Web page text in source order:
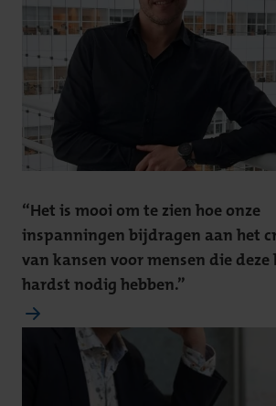
“Het is mooi om te zien hoe onze
inspanningen bijdragen aan het
van kansen voor mensen die deze
hardst nodig hebben.”